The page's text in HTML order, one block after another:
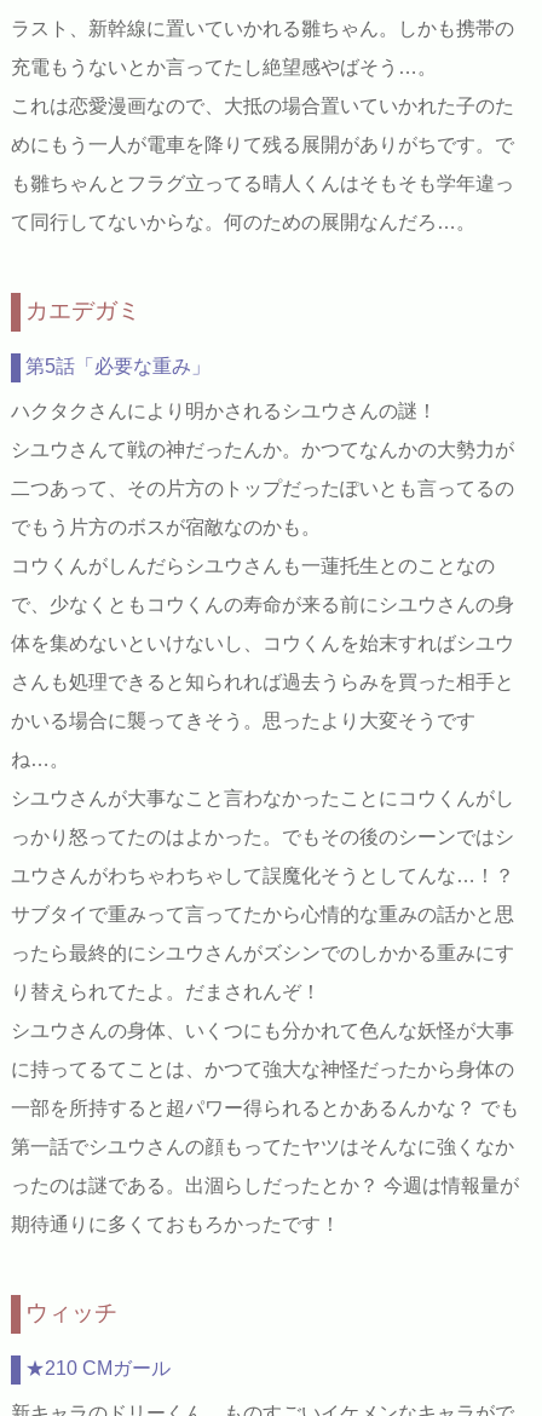
ラスト、新幹線に置いていかれる雛ちゃん。しかも携帯の
充電もうないとか言ってたし絶望感やばそう…。
これは恋愛漫画なので、大抵の場合置いていかれた子のた
めにもう一人が電車を降りて残る展開がありがちです。で
も雛ちゃんとフラグ立ってる晴人くんはそもそも学年違っ
て同行してないからな。何のための展開なんだろ…。
カエデガミ
第5話「必要な重み」
ハクタクさんにより明かされるシユウさんの謎！
シユウさんて戦の神だったんか。かつてなんかの大勢力が
二つあって、その片方のトップだったぽいとも言ってるの
でもう片方のボスが宿敵なのかも。
コウくんがしんだらシユウさんも一蓮托生とのことなの
で、少なくともコウくんの寿命が来る前にシユウさんの身
体を集めないといけないし、コウくんを始末すればシユウ
さんも処理できると知られれば過去うらみを買った相手と
かいる場合に襲ってきそう。思ったより大変そうです
ね…。
シユウさんが大事なこと言わなかったことにコウくんがし
っかり怒ってたのはよかった。でもその後のシーンではシ
ユウさんがわちゃわちゃして誤魔化そうとしてんな…！？
サブタイで重みって言ってたから心情的な重みの話かと思
ったら最終的にシユウさんがズシンでのしかかる重みにす
り替えられてたよ。だまされんぞ！
シユウさんの身体、いくつにも分かれて色んな妖怪が大事
に持ってるてことは、かつて強大な神怪だったから身体の
一部を所持すると超パワー得られるとかあるんかな？ でも
第一話でシユウさんの顔もってたヤツはそんなに強くなか
ったのは謎である。出涸らしだったとか？ 今週は情報量が
期待通りに多くておもろかったです！
ウィッチ
★210 CMガール